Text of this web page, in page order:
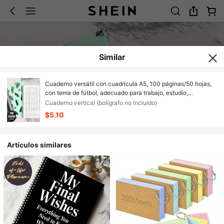
Similar
Cuaderno versátil con cuadrícula A5, 100 páginas/50 hojas,
con tema de fútbol, adecuado para trabajo, estudio,
asistencia escolar, finanzas de la empresa, contabilidad,
seguimiento de tiempo, gestión de inventario, notas de
reuniones de negocios y talla grande, ayudando con una
Cuaderno vertical (bolígrafo no incluido)
$5.10
Artículos similares